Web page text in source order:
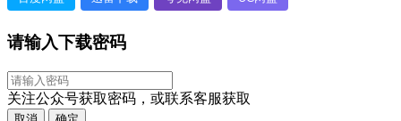
请输入下载密码
关注公众号获取密码，或联系客服获取